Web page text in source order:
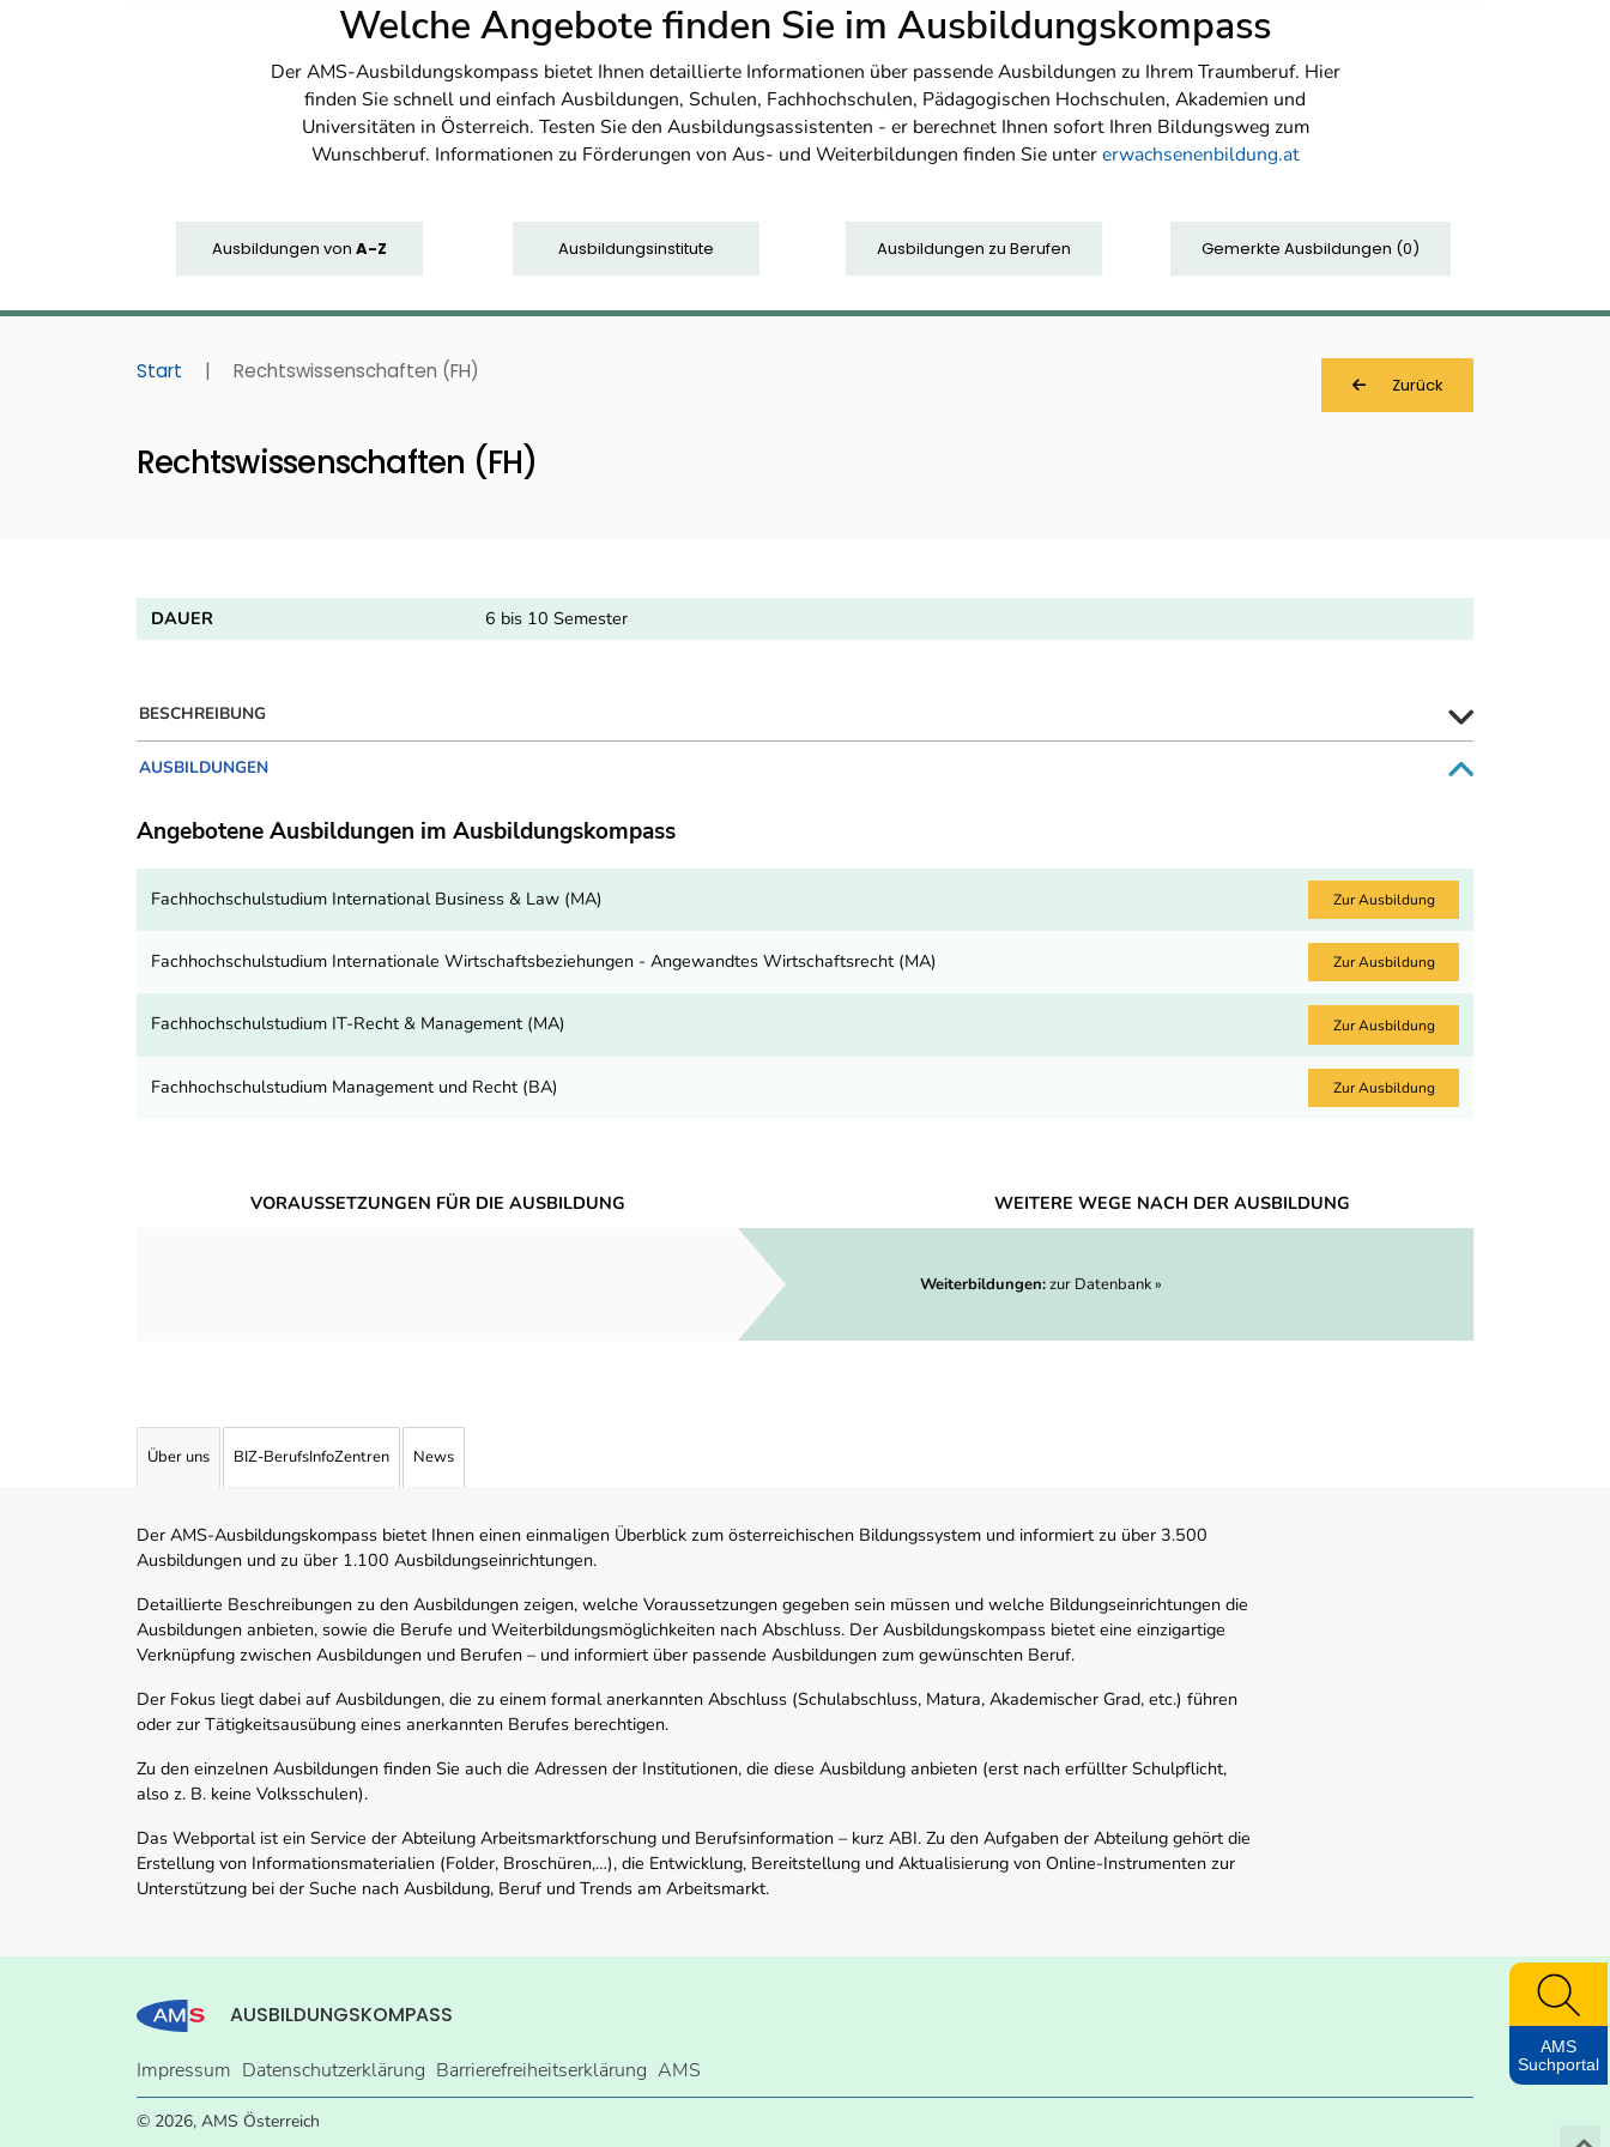
Welche Angebote finden Sie im Ausbildungskompass
Der AMS-Ausbildungskompass bietet Ihnen detaillierte Informationen über passende Ausbildungen zu Ihrem Traumberuf. Hier
finden Sie schnell und einfach Ausbildungen, Schulen, Fachhochschulen, Pädagogischen Hochschulen, Akademien und
Universitäten in Österreich. Testen Sie den Ausbildungsassistenten - er berechnet Ihnen sofort Ihren Bildungsweg zum
Wunschberuf. Informationen zu Förderungen von Aus- und Weiterbildungen finden Sie untererwachsenenbildung.at
Ausbildungen von A-Z Ausbildungsinstitute Ausbildungen zu Berufen Gemerkte Ausbildungen (0)
Start | Rechtswissenschaften (FH)
Zurück
Rechtswissenschaften (FH)
DAUER 6 bis 10 Semester
BESCHREIBUNG
AUSBILDUNGEN
Angebotene Ausbildungen im Ausbildungskompass
Fachhochschulstudium International Business & Law (MA) Zur Ausbildung
Fachhochschulstudium Internationale Wirtschaftsbeziehungen - Angewandtes Wirtschaftsrecht (MA) Zur Ausbildung
Fachhochschulstudium IT-Recht & Management (MA) Zur Ausbildung
Fachhochschulstudium Management und Recht (BA) Zur Ausbildung
VORAUSSETZUNGEN FÜR DIE AUSBILDUNG WEITERE WEGE NACH DER AUSBILDUNG
Weiterbildungen:zur Datenbank »
Über uns BIZ-BerufsInfoZentren News
Der AMS-Ausbildungskompass bietet Ihnen einen einmaligen Überblick zum österreichischen Bildungssystem und informiert zu über 3.500
Ausbildungen und zu über 1.100 Ausbildungseinrichtungen.
Detaillierte Beschreibungen zu den Ausbildungen zeigen, welche Voraussetzungen gegeben sein müssen und welche Bildungseinrichtungen die
Ausbildungen anbieten, sowie die Berufe und Weiterbildungsmöglichkeiten nach Abschluss. Der Ausbildungskompass bietet eine einzigartige
Verknüpfung zwischen Ausbildungen und Berufen – und informiert über passende Ausbildungen zum gewünschten Beruf.
Der Fokus liegt dabei auf Ausbildungen, die zu einem formal anerkannten Abschluss (Schulabschluss, Matura, Akademischer Grad, etc.) führen
oder zur Tätigkeitsausübung eines anerkannten Berufes berechtigen.
Zu den einzelnen Ausbildungen finden Sie auch die Adressen der Institutionen, die diese Ausbildung anbieten (erst nach erfüllter Schulpflicht,
also z. B. keine Volksschulen).
Das Webportal ist ein Service der Abteilung Arbeitsmarktforschung und Berufsinformation – kurz ABI. Zu den Aufgaben der Abteilung gehört die
Erstellung von Informationsmaterialien (Folder, Broschüren,…), die Entwicklung, Bereitstellung und Aktualisierung von Online-Instrumenten zur
Unterstützung bei der Suche nach Ausbildung, Beruf und Trends am Arbeitsmarkt.
AUSBILDUNGSKOMPASS
Impressum Datenschutzerklärung Barrierefreiheitserklärung AMS
© 2026, AMS Österreich
AMS
Suchportal